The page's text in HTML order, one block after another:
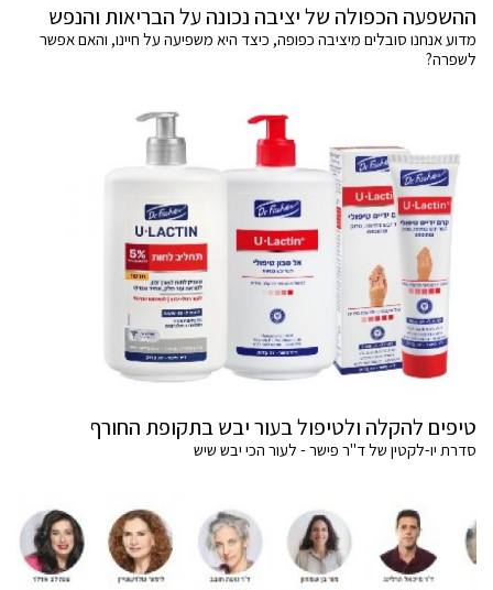
ההשפעה הכפולה של יציבה נכונה על הבריאות והנפש
מדוע אנחנו סובלים מיציבה כפופה, כיצד היא משפיעה על חיינו, והאם אפשר
לשפרה?
טיפים להקלה ולטיפול בעור יבש בתקופת החורף
סדרת יו-לקטין של ד"ר פישר - לעור הכי יבש שיש